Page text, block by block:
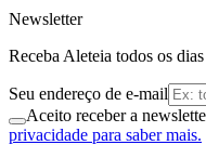
Newsletter
Receba Aleteia todos os
Seu endereço de e-mail
Aceito receber a
privacidade para saber mais.